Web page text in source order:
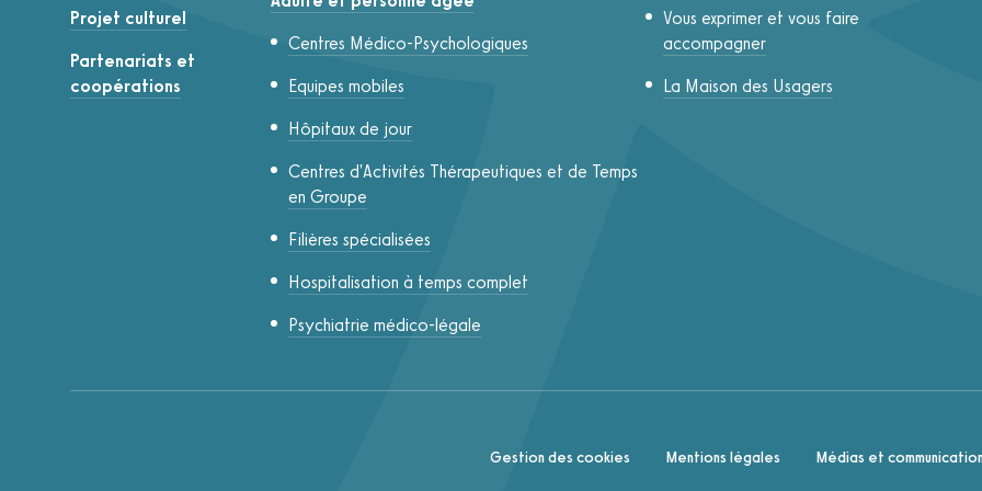
Projet culturel
Partenariats et
coopérations
Centres Médico-Psychologiques
Equipes mobiles
Hôpitaux de jour
Centres d'Activités Thérapeutiques et de Temps
en Groupe
Filières spécialisées
Hospitalisation à temps complet
Psychiatrie médico-légale
Vous exprimer et vous faire
accompagner
La Maison des Usagers
Gestion des cookies Mentions légales Médias et